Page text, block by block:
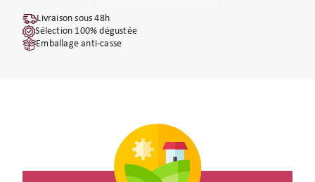
Livraison sous 48h
Sélection 100% dégustée
Emballage anti-casse